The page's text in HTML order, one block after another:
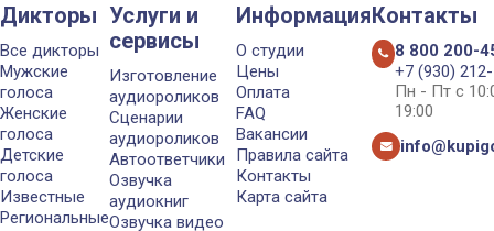
Дикторы
Все дикторы
Мужские
голоса
Женские
голоса
Детские
голоса
Известные
Региональные
Услуги и
сервисы
Изготовление
аудиороликов
Сценарии
аудиороликов
Автоответчики
Озвучка
аудиокниг
Озвучка видео
Информация
О студии
Цены
Оплата
FAQ
Вакансии
Правила сайта
Контакты
Карта сайта
Контакты
8 800 200-
+7 (930)
Пн - Пт с
19:00